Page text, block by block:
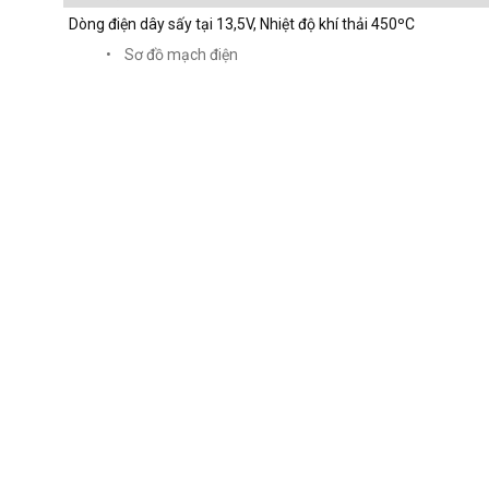
Dòng điện dây sấy tại 13,5V, Nhiệt độ khí thải 450ºC
• Sơ đồ mạch điện